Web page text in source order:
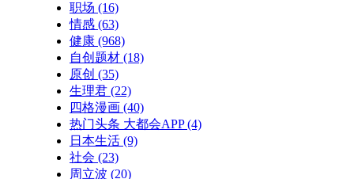
职场 (16)
情感 (63)
健康 (968)
自创题材 (18)
原创 (35)
生理君 (22)
四格漫画 (40)
热门头条 大都会APP(4)
日本生活 (9)
社会 (23)
周立波 (20)